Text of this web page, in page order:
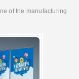
of the manufacturing